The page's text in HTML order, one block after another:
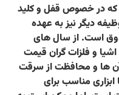
که در خصوص قفل و کلید
دیگر نیز به عهده
است. از سال های
اشیا و فلزات گران قیمت
ها و محافظت از سرقت
مناسب برای